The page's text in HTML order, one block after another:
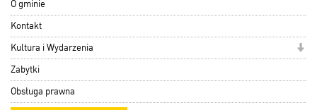
O gminie
Kontakt
Kultura i Wydarzenia
Zabytki
Obsługa prawna